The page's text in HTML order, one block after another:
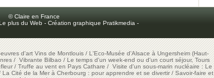
© Claire en France
plus du Web - Création graphique Pratikmedia -
d'art Vins de Montlouis/L'Eco-Musée d'Alsace à Ungersheim (Haut-
/Vibrante Bilbao/Le temps d'un week-end ou d'un court séjour, Tours
/Truffe au vent en Pays Cathare/Visite d'un sous-marin nucléaire : Le
La Cité de la Mer à Cherbourg : pour apprendre et se divertir/Savoir-faire et